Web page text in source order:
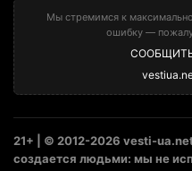
Мы стремимся к
ошибку —
21+ | © 2012-2026 vesti-
создается людьми: мы не